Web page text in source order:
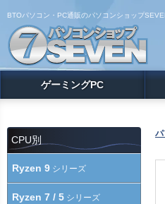
BTOパソコン・PC通販のパソコンショップ
ゲーミングPC
パ
CPU別
Ryzen 9 シリーズ
Ryzen 7 / 5 シリーズ